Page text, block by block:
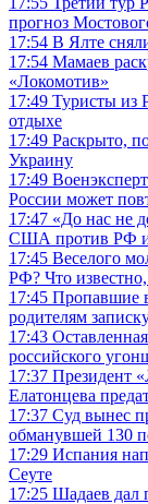
прогноз
17:54 В Ялте
17:54 Мамаев
«Локомотив»
17:49 Туристы из
отдыхе
17:49 Раскрыто,
Украину
17:49
России может
17:47 «До нас не
США против РФ
17:45 Веселого
РФ? Что
17:45 Пропавшие
родителям
17:43
российского
17:37 Президент
Елатонцева
17:37 Суд вынес
обманувшей 130
17:29 Испания
Сеуте
17:25 Шадаев дал